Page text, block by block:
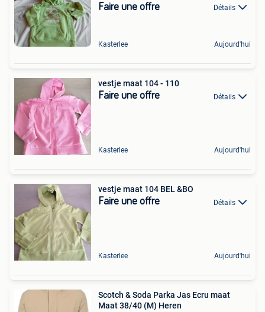
Faire une offre Détails
Kasterlee Aujourd'hui
vestje maat 104 - 110
Faire une offre Détails
Kasterlee Aujourd'hui
vestje maat 104 BEL &BO
Faire une offre Détails
Kasterlee Aujourd'hui
Scotch & Soda Parka Jas Ecru maat
Maat 38/40 (M) Heren